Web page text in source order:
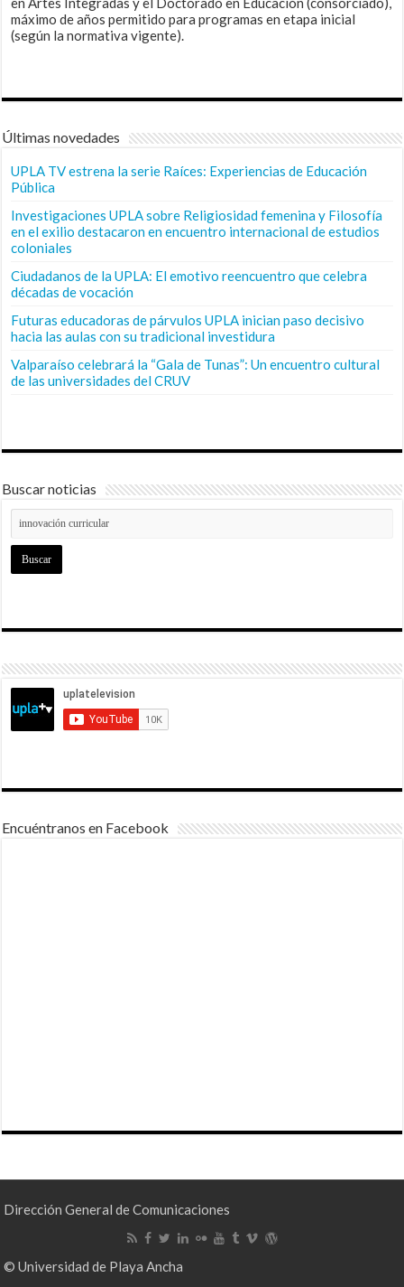
máximo de años permitido para programas en etapa inicial
(según la normativa vigente).
Últimas novedades
UPLA TV estrena la serie Raíces: Experiencias de Educación
Pública
Investigaciones UPLA sobre Religiosidad femenina y Filosofía
en el exilio destacaron en encuentro internacional de estudios
coloniales
Ciudadanos de la UPLA: El emotivo reencuentro que celebra
décadas de vocación
Futuras educadoras de párvulos UPLA inician paso decisivo
hacia las aulas con su tradicional investidura
Valparaíso celebrará la “Gala de Tunas”: Un encuentro cultural
de las universidades del CRUV
Buscar noticias
Encuéntranos en Facebook
Dirección General de Comunicaciones
© Universidad de Playa Ancha